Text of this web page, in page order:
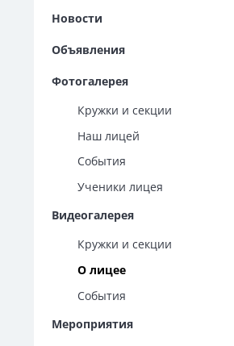
Новости
Объявления
Фотогалерея
Кружки и секции
Наш лицей
События
Ученики лицея
Видеогалерея
Кружки и секции
О лицее
События
Мероприятия